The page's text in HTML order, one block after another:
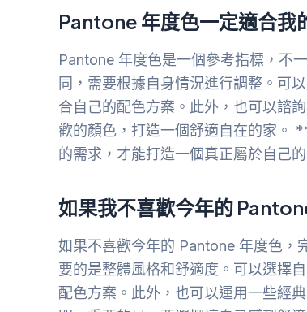
Pantone 年度色一定適合我
Pantone 年度色是一個參考指標，不
同，需要根據自身情況進行調整。可
合自己的配色方案。此外，也可以諮
歡的顏色，打造一個舒適自在的家。
的需求，才能打造一個真正屬於自己
如果我不喜歡今年的
如果不喜歡今年的 Pantone 年度色，
要的是整體風格和舒適度。可以選擇
配色方案。此外，也可以運用一些經